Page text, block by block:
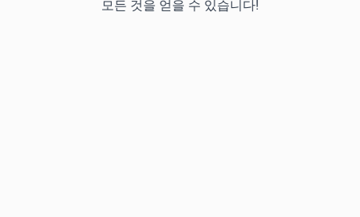
모든 것을 얻을 수 있습니다!